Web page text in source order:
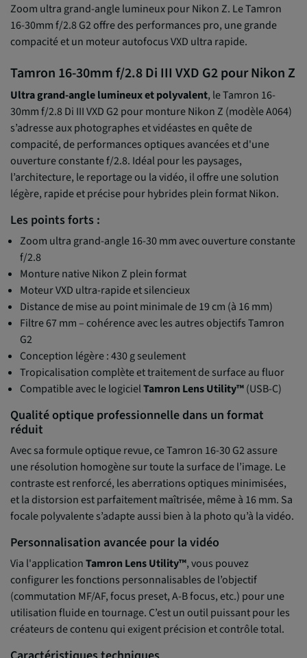
Zoom ultra grand-angle lumineux pour Nikon Z. Le Tamron
16-30mm f/2.8 G2 offre des performances pro, une grande
compacité et un moteur autofocus VXD ultra rapide.
Tamron 16-30mm f/2.8 Di III VXD G2 pour Nikon Z
Ultra grand-angle lumineux et polyvalent, le Tamron 16-
30mm f/2.8 Di III VXD G2 pour monture Nikon Z (modèle A064)
s’adresse aux photographes et vidéastes en quête de
compacité, de performances optiques avancées et d'une
ouverture constante f/2.8. Idéal pour les paysages,
l’architecture, le reportage ou la vidéo, il offre une solution
légère, rapide et précise pour hybrides plein format Nikon.
Les points forts :
Zoom ultra grand-angle 16-30 mm avec ouverture constante
f/2.8
Monture native Nikon Z plein format
Moteur VXD ultra-rapide et silencieux
Distance de mise au point minimale de 19 cm (à 16 mm)
Filtre 67 mm – cohérence avec les autres objectifs Tamron
G2
Conception légère : 430 g seulement
Tropicalisation complète et traitement de surface au fluor
Compatible avec le logicielTamron Lens Utility™(USB-C)
Qualité optique professionnelle dans un format
réduit
Avec sa formule optique revue, ce Tamron 16-30 G2 assure
une résolution homogène sur toute la surface de l’image. Le
contraste est renforcé, les aberrations optiques minimisées,
et la distorsion est parfaitement maîtrisée, même à 16 mm. Sa
focale polyvalente s’adapte aussi bien à la photo qu’à la vidéo.
Personnalisation avancée pour la vidéo
Via l'applicationTamron Lens Utility™, vous pouvez
configurer les fonctions personnalisables de l’objectif
(commutation MF/AF, focus preset, A-B focus, etc.) pour une
utilisation fluide en tournage. C’est un outil puissant pour les
créateurs de contenu qui exigent précision et contrôle total.